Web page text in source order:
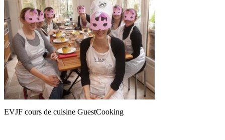
EVJF cours de cuisine GuestCooking